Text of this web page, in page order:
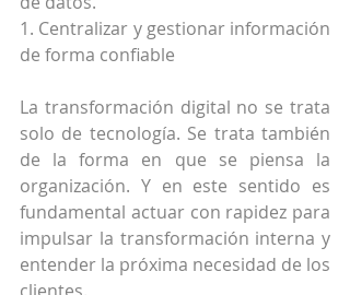
1. Centralizar y gestionar información
de forma confiable
La transformación digital no se trata
solo de tecnología. Se trata también
de la forma en que se piensa la
organización. Y en este sentido es
fundamental actuar con rapidez para
impulsar la transformación interna y
entender la próxima necesidad de los